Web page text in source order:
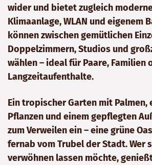
wider und bietet zugleich
Klimaanlage, WLAN und eigenem
können zwischen gemütlichen
Doppelzimmern, Studios und
wählen – ideal für Paare, Familien
Langzeitaufenthalte.
Ein tropischer Garten mit Palmen,
Pflanzen und einem gepflegten
zum Verweilen ein – eine grüne
fernab vom Trubel der Stadt. Wer
verwöhnen lassen möchte,